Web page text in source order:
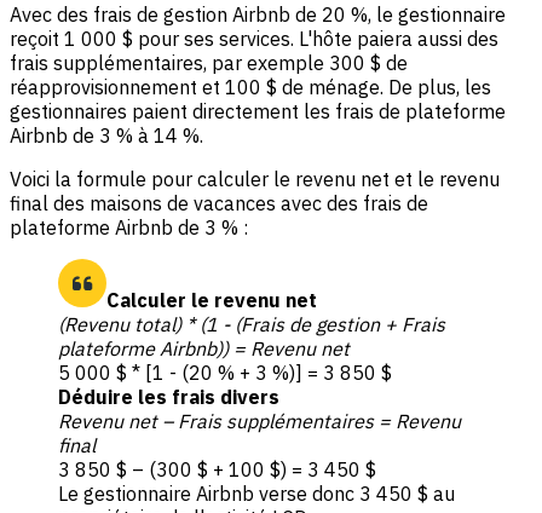
Avec des frais de gestion Airbnb de 20 %, le gestionnaire
reçoit 1 000 $ pour ses services. L'hôte paiera aussi des
frais supplémentaires, par exemple 300 $ de
réapprovisionnement et 100 $ de ménage. De plus, les
gestionnaires paient directement les frais de plateforme
Airbnb de 3 % à 14 %.
Voici la formule pour calculer le revenu net et le revenu
final des maisons de vacances avec des frais de
plateforme Airbnb de 3 % :
Calculer le revenu net
(Revenu total) * (1 - (Frais de gestion + Frais
plateforme Airbnb)) = Revenu net
5 000 $ * [1 - (20 % + 3 %)] = 3 850 $
Déduire les frais divers
Revenu net – Frais supplémentaires = Revenu
final
3 850 $ – (300 $ + 100 $) = 3 450 $
Le gestionnaire Airbnb verse donc 3 450 $ au